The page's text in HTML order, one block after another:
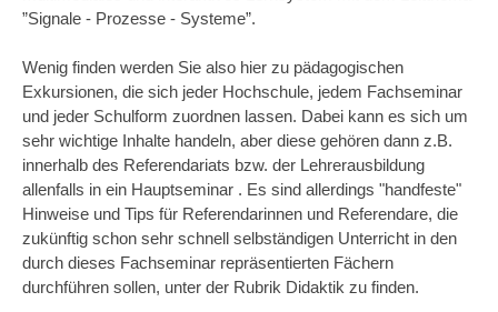
”Signale - Prozesse - Systeme”.
Wenig finden werden Sie also hier zu pädagogischen
Exkursionen, die sich jeder Hochschule, jedem Fachseminar
und jeder Schulform zuordnen lassen. Dabei kann es sich um
sehr wichtige Inhalte handeln, aber diese gehören dann z.B.
innerhalb des Referendariats bzw. der Lehrerausbildung
allenfalls in ein Hauptseminar . Es sind allerdings "handfeste"
Hinweise und Tips für Referendarinnen und Referendare, die
zukünftig schon sehr schnell selbständigen Unterricht in den
durch dieses Fachseminar repräsentierten Fächern
durchführen sollen, unter der Rubrik Didaktik zu finden.